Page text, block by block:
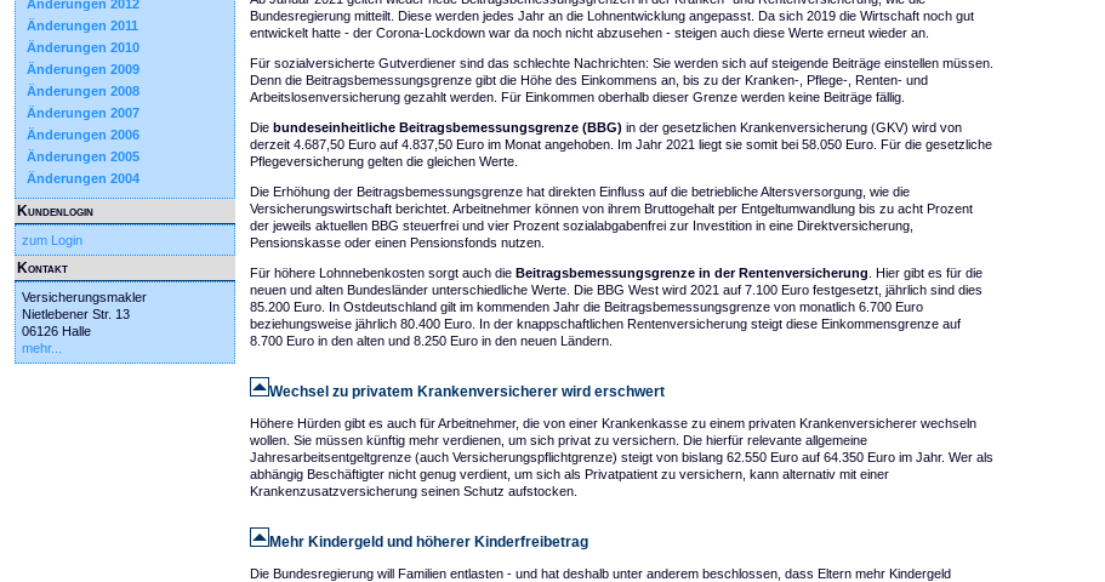
Änderungen 2012
Änderungen 2011
Änderungen 2010
Änderungen 2009
Änderungen 2008
Änderungen 2007
Änderungen 2006
Änderungen 2005
Änderungen 2004
Kundenlogin
zum Login
Kontakt
Versicherungsmakler
Nietlebener Str. 13
06126 Halle
mehr...
Bundesregierung mitteilt. Diese werden jedes Jahr an die Lohnentwicklung angepasst. Da sich 2019 die Wirtschaft noch gut
entwickelt hatte - der Corona-Lockdown war da noch nicht abzusehen - steigen auch diese Werte erneut wieder an.
Für sozialversicherte Gutverdiener sind das schlechte Nachrichten: Sie werden sich auf steigende Beiträge einstellen müssen.
Denn die Beitragsbemessungsgrenze gibt die Höhe des Einkommens an, bis zu der Kranken-, Pflege-, Renten- und
Arbeitslosenversicherung gezahlt werden. Für Einkommen oberhalb dieser Grenze werden keine Beiträge fällig.
Die bundeseinheitliche Beitragsbemessungsgrenze (BBG) in der gesetzlichen Krankenversicherung (GKV) wird von
derzeit 4.687,50 Euro auf 4.837,50 Euro im Monat angehoben. Im Jahr 2021 liegt sie somit bei 58.050 Euro. Für die gesetzliche
Pflegeversicherung gelten die gleichen Werte.
Die Erhöhung der Beitragsbemessungsgrenze hat direkten Einfluss auf die betriebliche Altersversorgung, wie die
Versicherungswirtschaft berichtet. Arbeitnehmer können von ihrem Bruttogehalt per Entgeltumwandlung bis zu acht Prozent
der jeweils aktuellen BBG steuerfrei und vier Prozent sozialabgabenfrei zur Investition in eine Direktversicherung,
Pensionskasse oder einen Pensionsfonds nutzen.
Für höhere Lohnnebenkosten sorgt auch die Beitragsbemessungsgrenze in der Rentenversicherung . Hier gibt es für die
neuen und alten Bundesländer unterschiedliche Werte. Die BBG West wird 2021 auf 7.100 Euro festgesetzt, jährlich sind dies
85.200 Euro. In Ostdeutschland gilt im kommenden Jahr die Beitragsbemessungsgrenze von monatlich 6.700 Euro
beziehungsweise jährlich 80.400 Euro. In der knappschaftlichen Rentenversicherung steigt diese Einkommensgrenze auf
8.700 Euro in den alten und 8.250 Euro in den neuen Ländern.
Wechsel zu privatem Krankenversicherer wird erschwert
Höhere Hürden gibt es auch für Arbeitnehmer, die von einer Krankenkasse zu einem privaten Krankenversicherer wechseln
wollen. Sie müssen künftig mehr verdienen, um sich privat zu versichern. Die hierfür relevante allgemeine
Jahresarbeitsentgeltgrenze (auch Versicherungspflichtgrenze) steigt von bislang 62.550 Euro auf 64.350 Euro im Jahr. Wer als
abhängig Beschäftigter nicht genug verdient, um sich als Privatpatient zu versichern, kann alternativ mit einer
Krankenzusatzversicherung seinen Schutz aufstocken.
Mehr Kindergeld und höherer Kinderfreibetrag
Die Bundesregierung will Familien entlasten - und hat deshalb unter anderem beschlossen, dass Eltern mehr Kindergeld